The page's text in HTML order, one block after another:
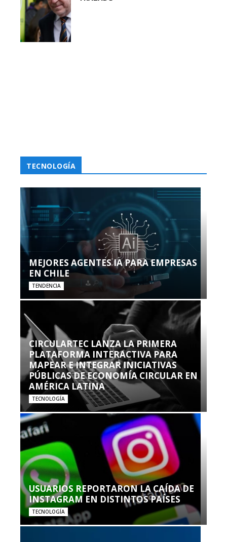
TECNOLOGÍA
MEJORES AGENTES IA PARA EMPRESAS
EN CHILE
TENDENCIA
CIRCULARTEC LANZA LA PRIMERA
PLATAFORMA INTERACTIVA PARA
MAPEAR E INTEGRAR INICIATIVAS
PÚBLICAS DE ECONOMÍA CIRCULAR EN
AMÉRICA LATINA
TECNOLOGÍA
USUARIOS REPORTARON LA CAÍDA DE
INSTAGRAM EN DISTINTOS PAÍSES
TECNOLOGÍA